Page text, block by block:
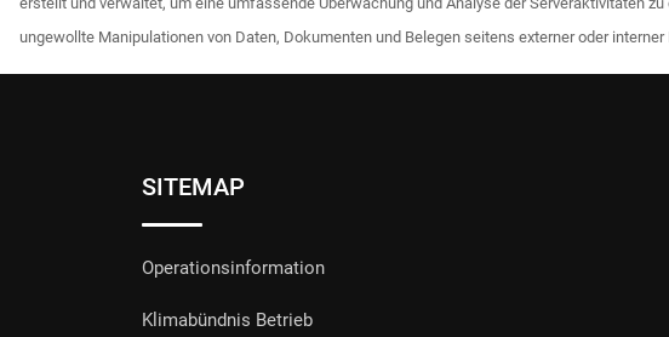
ungewollte Manipulationen von Daten, Dokumenten und Belegen seitens externer oder
SITEMAP
Operationsinformation
Klimabündnis Betrieb